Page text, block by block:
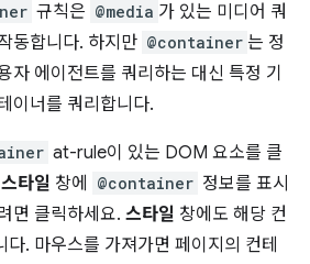
규칙은 @media 가 있는 미디어 쿼
동합니다. 하지만 @container 는 정
자 에이전트를 쿼리하는 대신 특정 기
이너를 쿼리합니다.
at-rule이 있는 DOM 요소를 클
스타일 창에 @container 정보를 표시
면 클릭하세요. 스타일 창에도 해당 컨
다. 마우스를 가져가면 페이지의 컨테